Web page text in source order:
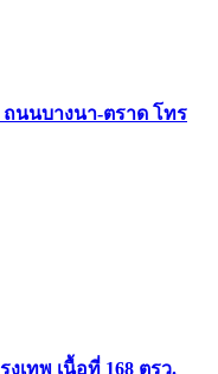
นนบางนา-ตราด โทร
เทพ เนื้อที่ 168 ตรว.